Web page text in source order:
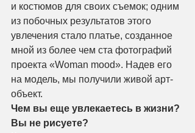
и костюмов для своих съемок; одним
из побочных результатов этого
увлечения стало платье, созданное
мной из более чем ста фотографий
проекта «Woman mood». Надев его
на модель, мы получили живой арт-
объект.
Чем вы еще увлекаетесь в жизни?
Вы не рисуете?